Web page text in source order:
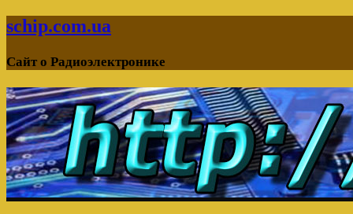
schip.com.ua
Сайт о Радиоэлектронике